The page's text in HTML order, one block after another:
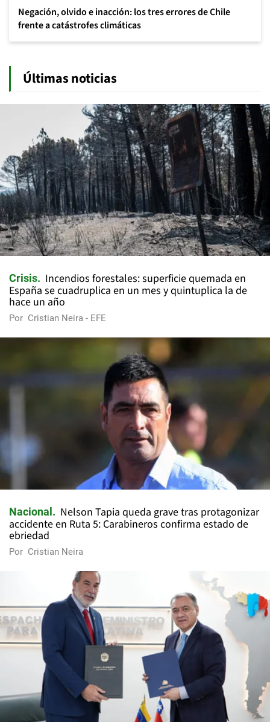
Negación, olvido e inacción: los tres errores de Chile
frente a catástrofes climáticas
Últimas noticias
Crisis
Incendios forestales: superficie quemada en
España se cuadruplica en un mes y quintuplica la de
hace un año
Por Cristian Neira - EFE
Nacional
Nelson Tapia queda grave tras protagonizar
accidente en Ruta 5: Carabineros confirma estado de
ebriedad
Por Cristian Neira